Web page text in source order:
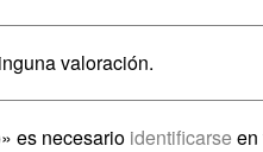
valoración.
es necesario identificarse en